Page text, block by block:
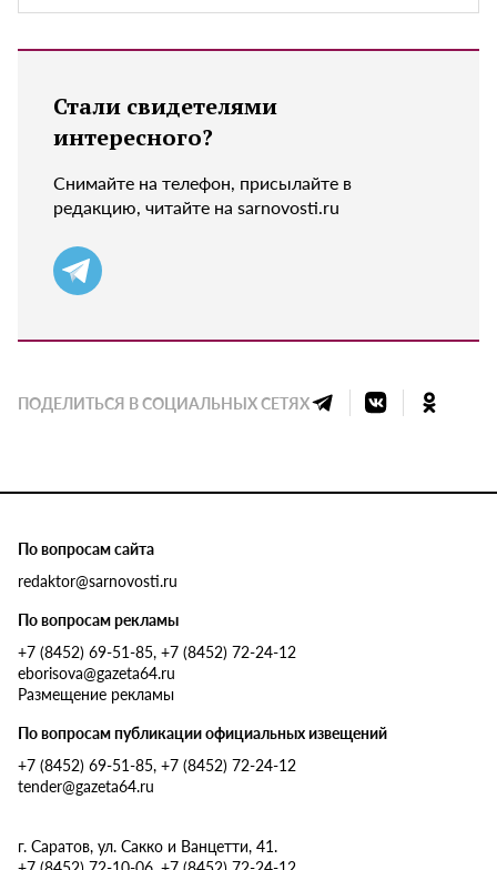
Стали свидетелями
интересного?
Снимайте на телефон, присылайте в
редакцию, читайте на sarnovosti.ru
ПОДЕЛИТЬСЯ В СОЦИАЛЬНЫХ СЕТЯХ
По вопросам сайта
redaktor@sarnovosti.ru
По вопросам рекламы
+7 (8452) 69-51-85, +7 (8452) 72-24-12
eborisova@gazeta64.ru
Размещение рекламы
По вопросам публикации официальных извещений
+7 (8452) 69-51-85, +7 (8452) 72-24-12
tender@gazeta64.ru
г. Саратов, ул. Сакко и Ванцетти, 41.